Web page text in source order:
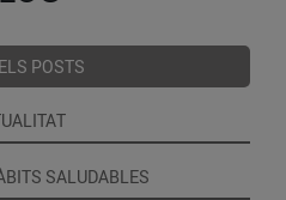
POSTS
SALUDABLES